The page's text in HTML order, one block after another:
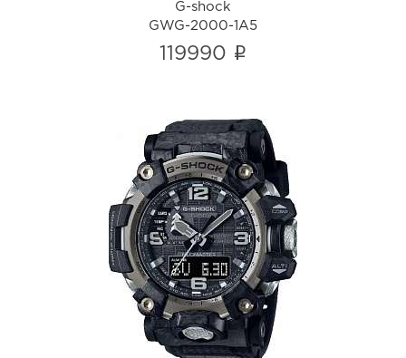
G-shock
GWG-2000-1A5
119990 i
G-shock
GWG-2000-1A1
i